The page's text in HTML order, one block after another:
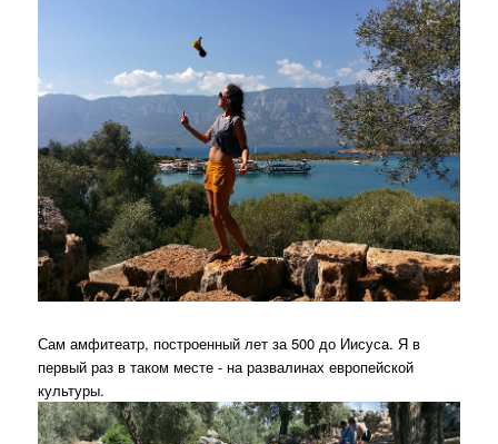
Сам амфитеатр, построенный лет за 500 до Иисуса. Я в
первый раз в таком месте - на развалинах европейской
культуры.